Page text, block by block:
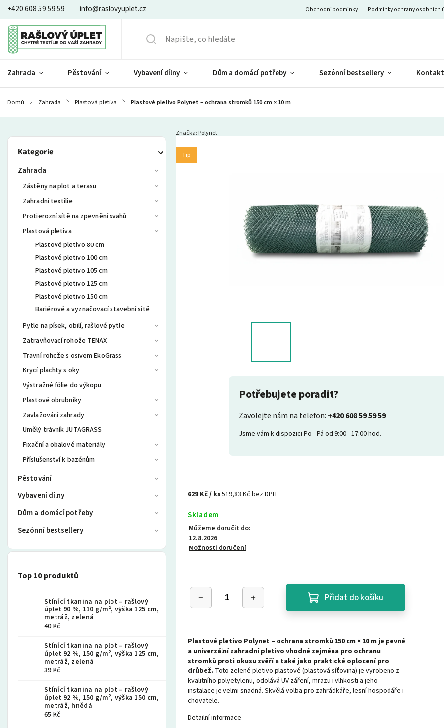
+420 608 59 59 59 info@raslovyuplet.cz Obchodní podmínky Podmínky ochrany osobních
Zahrada Pěstování Vybavení dílny Dům a domácí potřeby Sezónní bestsellery
Domů / Zahrada / Plastová pletiva / Plastové pletivo Polynet – ochrana stromků 150 cm × 10 m
Kategorie
Zahrada
Zástěny na plot a terasu
Zahradní textilie
Protierozní sítě na zpevnění svahů
Plastová pletiva
Plastové pletivo 80 cm
Plastové pletivo 100 cm
Plastové pletivo 105 cm
Plastové pletivo 125 cm
Plastové pletivo 150 cm
Bariérové a vyznačovací stavební sítě
Pytle na písek, obilí, rašlové pytle
Zatravňovací rohože TENAX
Travní rohože s osivem EkoGrass
Krycí plachty s oky
Výstražné fólie do výkopu
Plastové obrubníky
Zavlažování zahrady
Umělý trávník JUTAGRASS
Fixační a obalové materiály
Příslušenství k bazénům
Pěstování
Vybavení dílny
Dům a domácí potřeby
Sezónní bestsellery
Top 10 produktů
Stínící tkanina na plot – rašlový
úplet 90 %, 110 g/m², výška 125 cm,
metráž, zelená
40 Kč
Stínící tkanina na plot – rašlový
úplet 92 %, 150 g/m², výška 125 cm,
metráž, zelená
39 Kč
Stínící tkanina na plot – rašlový
úplet 92 %, 150 g/m², výška 150 cm,
metráž, hnědá
65 Kč
Tip
Značka: Polynet
Potřebujete poradit?
Zavolejte nám na telefon: +420 608 59 59 59
Jsme vám k dispozici Po - Pá od 9:00 - 17:00 hod.
629 Kč/ ks 519,83 Kč bez DPH
Skladem
Můžeme doručit do:
12.8.2026
Možnosti doručení
Přidat do košíku
Plastové pletivo Polynet – ochrana stromků 150 cm × 10 m je pevné
a univerzální zahradní pletivo vhodné zejména pro ochranu
stromků proti okusu zvěří a také jako praktické oplocení pro
drůbež. Toto zelené pletivo plastové (plastová síťovina) je vyrobeno z
kvalitního polyetylenu, odolává UV záření, mrazu i vlhkosti a jeho
instalace je velmi snadná. Skvělá volba pro zahrádkáře, lesní hospodáře i
chovatele.
Detailní informace